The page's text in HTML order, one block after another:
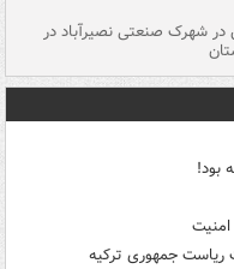
در شهرک صنعتی نصیرآباد در
بود!
ریاست جمهوری ترکیه